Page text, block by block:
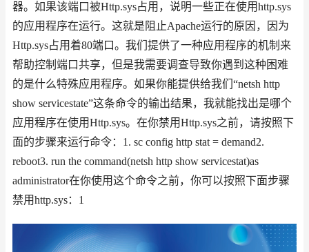
器。如果该端口被Http.sys占用，说明一些正在使用http.sys
的应用程序在运行。这就是阻止Apache运行的原因，因为
Http.sys占用着80端口。我们提供了一种应用程序的机制来
帮助控制端口共享，但是我需要调查导致你遇到这种困难
的是什么特殊应用程序。如果你能提供给我们“netsh http
show servicestate”这条命令的输出结果，我就能找出是哪个
应用程序在使用Http.sys。在你禁用Http.sys之前，请按照下
面的步骤来运行命令：1. sc config http stat = demand2.
reboot3. run the command(netsh http show servicestat)as
administrator在你使用这个命令之前，你可以按照下面步骤
禁用http.sys：1